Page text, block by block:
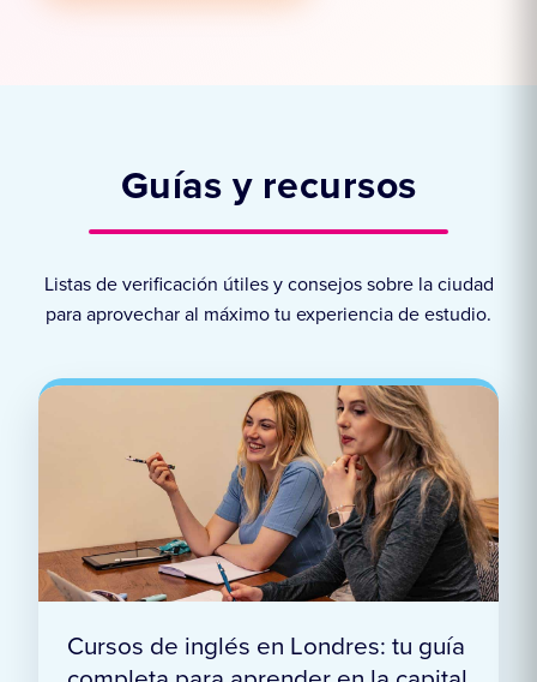
Guías y recursos
Listas de verificación útiles y consejos sobre la ciudad
para aprovechar al máximo tu experiencia de estudio.
Cursos de inglés en Londres: tu guía